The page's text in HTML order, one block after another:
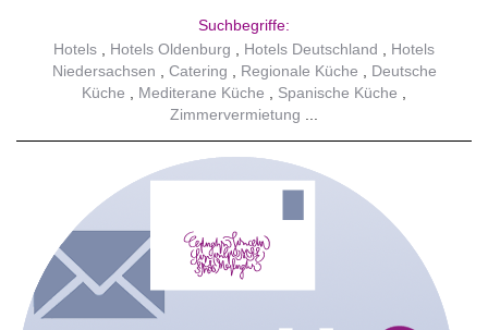
Suchbegriffe:
Hotels
Hotels Oldenburg Hotels Deutschland
Hotels
Niedersachsen
Catering Regionale Küche
Deutsche
Küche
Mediterane Küche
Spanische Küche
Zimmervermietung